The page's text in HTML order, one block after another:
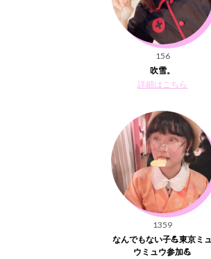
156
吹雪。
詳細はこちら
1359
なんでもない子💪東京ミュ
ウミュウ参加💪